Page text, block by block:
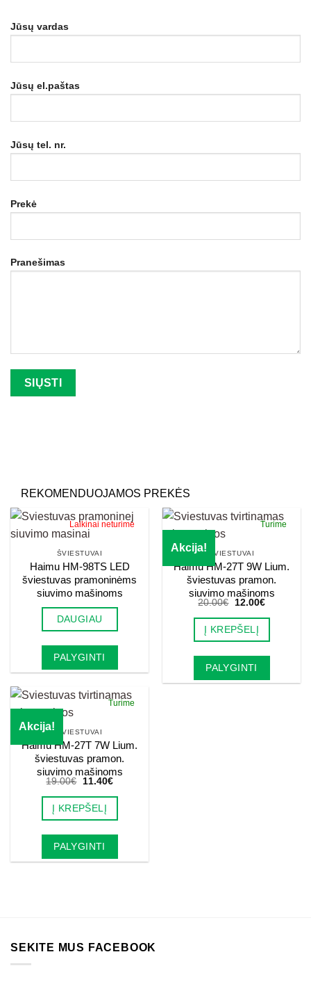
Jūsų vardas
Jūsų el.paštas
Jūsų tel. nr.
Prekė
Pranešimas
REKOMENDUOJAMOS PREKĖS
Laikinai neturime
ŠVIESTUVAI
Haimu HM-98TS LED
šviestuvas pramoninėms
siuvimo mašinoms
DAUGIAU
PALYGINTI
Akcija!
Turime
ŠVIESTUVAI
Haimu HM-27T 9W Lium.
šviestuvas pramon.
siuvimo mašinoms
20.00€
Original
was:
20.00€.
12.00€Current
is:
Į KREPŠELĮ
PALYGINTI
Akcija!
Turime
ŠVIESTUVAI
Haimu HM-27T 7W Lium.
šviestuvas pramon.
siuvimo mašinoms
19.00€
Original
was:
19.00€.
11.40€Current
is:
Į KREPŠELĮ
PALYGINTI
SEKITE MUS FACEBOOK